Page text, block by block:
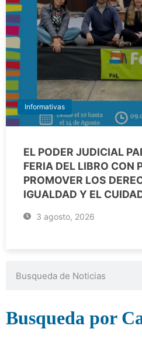
Informativas
EL PODER JUDICIAL
FERIA DEL LIBRO CON
PROMOVER LOS
IGUALDAD Y EL
3 agosto, 2026
Busqueda por